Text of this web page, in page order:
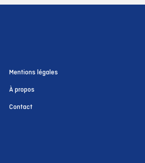
Mentions légales
À propos
Contact